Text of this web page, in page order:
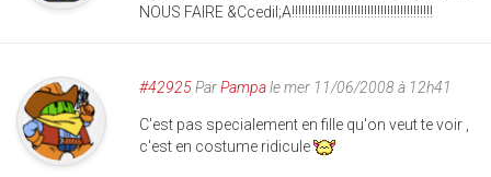
NOUS FAIRE &Ccedil;A!!!!!!!!!!!!!!!!!!!!!!!!!!!!!!!!!!!!!!!!!!!
#42925ParPampale mer 11/06/2008 à 12h41
C'est pas specialement en fille qu'on veut te voir ,
c'est en costume ridicule